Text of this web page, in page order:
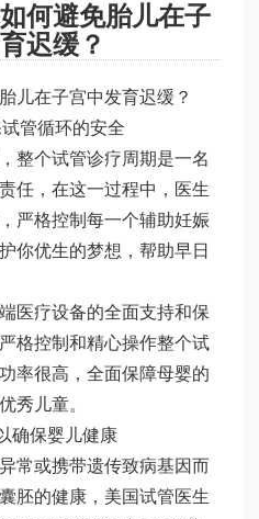
何避免胎儿在子
迟缓？
儿在子宫中发育迟缓？
管循环的安全
整个试管诊疗周期是一名
任，在这一过程中，医生
严格控制每一个辅助妊娠
你优生的梦想，帮助早日
医疗设备的全面支持和保
格控制和精心操作整个试
率很高，全面保障母婴的
秀儿童。
确保婴儿健康
常或携带遗传致病基因而
胚的健康，美国试管医生